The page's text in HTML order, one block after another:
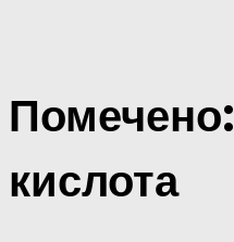
Помечено:
кислота